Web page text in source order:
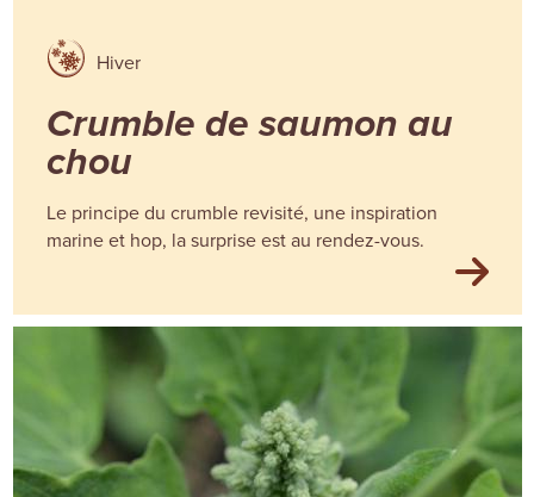
Hiver
Crumble de saumon au
chou
Le principe du crumble revisité, une inspiration
marine et hop, la surprise est au rendez-vous.